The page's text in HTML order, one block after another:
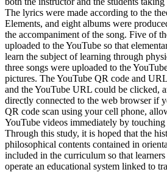
The lyrics were made according to the
Elements, and eight albums were
the accompaniment of the song. Five of
uploaded to the YouTube so that
learn the subject of learning through
three songs were uploaded to the
pictures. The YouTube QR code and
and the YouTube URL could be clicked,
directly connected to the web browser if
QR code scan using your cell phone,
YouTube videos immediately by touching
Through this study, it is hoped that the
philosophical contents contained in
included in the curriculum so that
operate an educational system linked to